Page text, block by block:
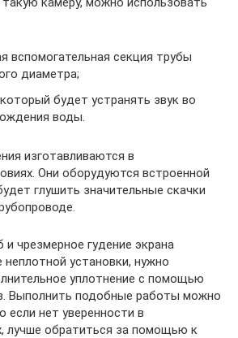
вспомогательная секция трубы
диаметра;
будет устранять звук во
воды.
изготавливаются в
Они оборудуются встроенной
глушить значительные скачки
и чрезмерное гудение экрана
неплотной установки, нужно
уплотнение с помощью
Выполнить подобные работы можно
если нет уверенности в
лучше обратиться за помощью к